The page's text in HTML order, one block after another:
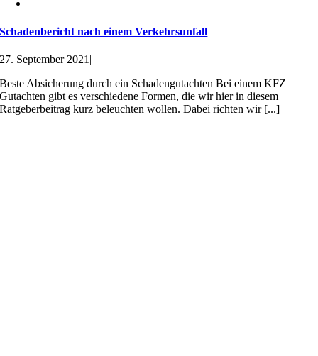
Schadenbericht nach einem Verkehrsunfall
27. September 2021 |
Beste Absicherung durch ein Schadengutachten Bei einem KFZ
Gutachten gibt es verschiedene Formen, die wir hier in diesem
Ratgeberbeitrag kurz beleuchten wollen. Dabei richten wir [...]